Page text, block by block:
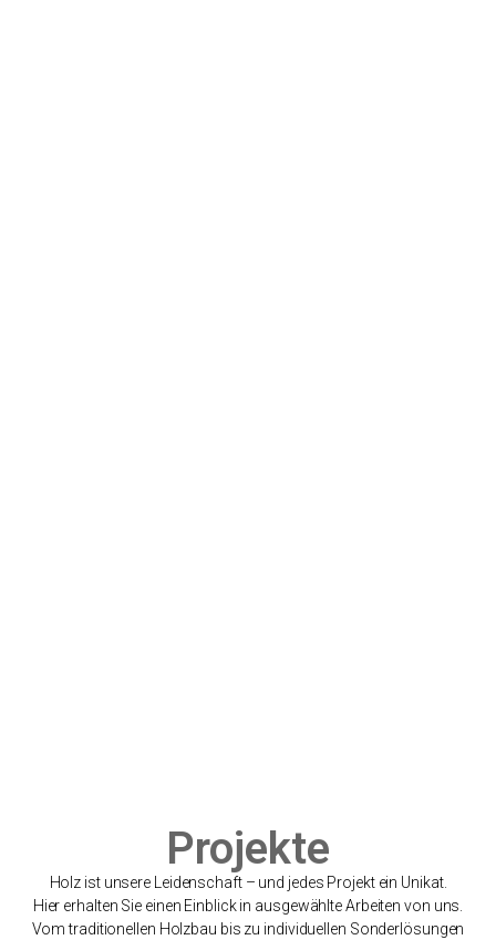
Projekte
Holz ist unsere Leidenschaft – und jedes Projekt ein Unikat.
Hier erhalten Sie einen Einblick in ausgewählte Arbeiten von uns.
Vom traditionellen Holzbau bis zu individuellen Sonderlösungen